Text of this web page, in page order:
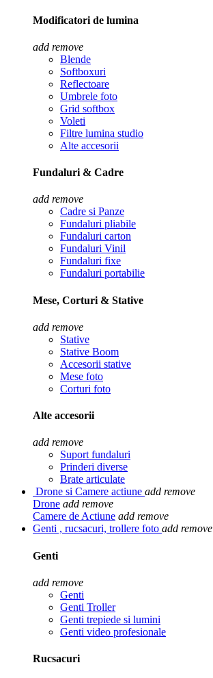
Modificatori de lumina
add remove
Blende
Softboxuri
Reflectoare
Umbrele foto
Grid softbox
Voleti
Filtre lumina studio
Alte accesorii
Fundaluri & Cadre
add remove
Cadre si Panze
Fundaluri pliabile
Fundaluri carton
Fundaluri Vinil
Fundaluri fixe
Fundaluri portabilie
Mese, Corturi & Stative
add remove
Stative
Stative Boom
Accesorii stative
Mese foto
Corturi foto
Alte accesorii
add remove
Suport fundaluri
Prinderi diverse
Brate articulate
Drone si Camere actiune add remove
Drone add remove
Camere de Actiune add remove
Genti , rucsacuri, trollere foto add remove
Genti
add remove
Genti
Genti Troller
Genti trepiede si lumini
Genti video profesionale
Rucsacuri